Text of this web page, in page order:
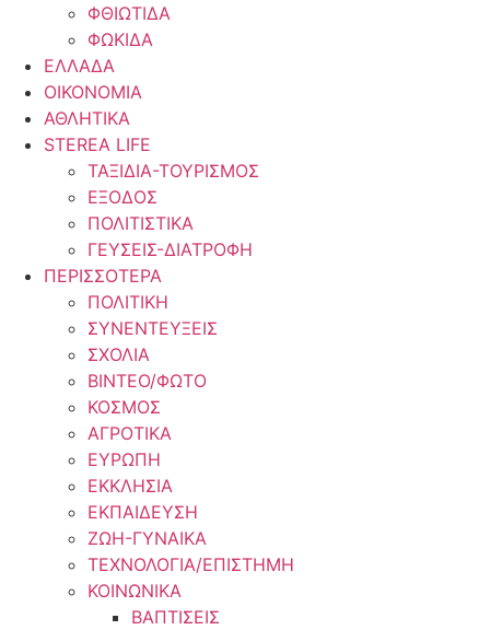
ΦΘΙΩΤΙΔΑ
ΦΩΚΙΔΑ
ΕΛΛΑΔΑ
ΟΙΚΟΝΟΜΙΑ
ΑΘΛΗΤΙΚΑ
STEREA LIFE
ΤΑΞΙΔΙΑ-ΤΟΥΡΙΣΜΟΣ
ΕΞΟΔΟΣ
ΠΟΛΙΤΙΣΤΙΚΑ
ΓΕΥΣΕΙΣ-ΔΙΑΤΡΟΦΗ
ΠΕΡΙΣΣΟΤΕΡΑ
ΠΟΛΙΤΙΚΗ
ΣΥΝΕΝΤΕΥΞΕΙΣ
ΣΧΟΛΙΑ
ΒΙΝΤΕΟ/ΦΩΤΟ
ΚΟΣΜΟΣ
ΑΓΡΟΤΙΚΑ
ΕΥΡΩΠΗ
ΕΚΚΛΗΣΙΑ
ΕΚΠΑΙΔΕΥΣΗ
ΖΩΗ-ΓΥΝΑΙΚΑ
ΤΕΧΝΟΛΟΓΙΑ/ΕΠΙΣΤΗΜΗ
ΚΟΙΝΩΝΙΚΑ
ΒΑΠΤΙΣΕΙΣ